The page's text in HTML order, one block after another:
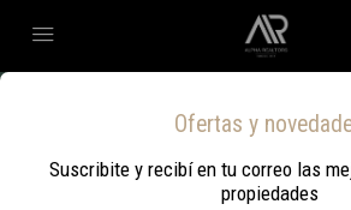
Ofertas y
Suscribite y recibí en tu correo las
propiedades